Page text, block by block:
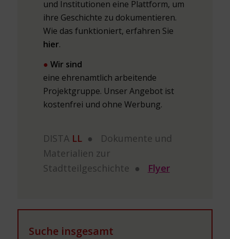
und Institutionen eine Plattform, um
ihre Geschichte zu dokumentieren.
Wie das funktioniert, erfahren Sie
hier.
● Wir sind
eine ehrenamtlich arbeitende
Projektgruppe. Unser Angebot ist
kostenfrei und ohne Werbung.
DISTA LL● Dokumente und
Materialien zur
Stadtteilgeschichte ●
Flyer
Suche insgesamt